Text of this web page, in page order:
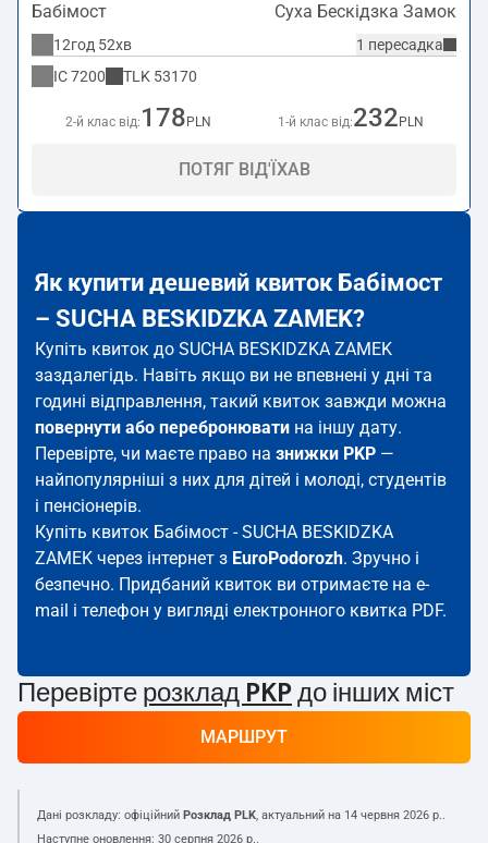
Бабімост Суха Бескідзка Замок
1 пересадка
12год 52хв
IC7200 TLK 53170
2-й клас від: 178 PLN 1-й клас від:232 PLN
ПОТЯГ ВІД'ЇХАВ
Як купити дешевий квиток Бабімост
– SUCHA BESKIDZKA ZAMEK?
Купіть квиток до SUCHA BESKIDZKA ZAMEK
заздалегідь. Навіть якщо ви не впевнені у дні та
годині відправлення, такий квиток завжди можна
повернути або перебронювати на іншу дату.
Перевірте, чи маєте право на знижки PKP —
найпопулярніші з них для дітей і молоді, студентів
і пенсіонерів.
Купіть квиток Бабімост - SUCHA BESKIDZKA
ZAMEK через інтернет з EuroPodorozh. Зручно і
безпечно. Придбаний квиток ви отримаєте на e-
mail і телефон у вигляді електронного квитка PDF.
Перевірте розклад PKP до інших міст
МАРШРУТ
Дані розкладу: офіційний Розклад PLK, актуальний на 14 червня 2026 р..
Наступне оновлення: 30 серпня 2026 р..